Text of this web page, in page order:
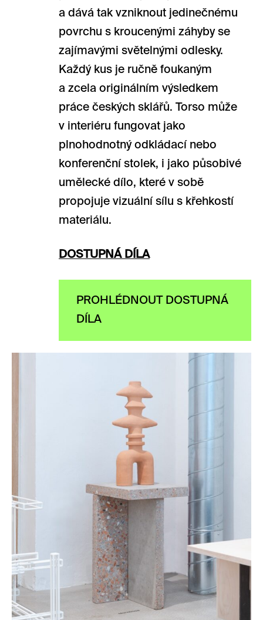
a dává tak vzniknout jedinečnému
povrchu s kroucenými záhyby se
zajímavými světelnými odlesky.
Každý kus je ručně foukaným
a zcela originálním výsledkem
práce českých sklářů. Torso může
v interiéru fungovat jako
plnohodnotný odkládací nebo
konferenční stolek, i jako působivé
umělecké dílo, které v sobě
propojuje vizuální sílu s křehkostí
materiálu.
DOSTUPNÁ DÍLA
PROHLÉDNOUT DOSTUPNÁ
DÍLA